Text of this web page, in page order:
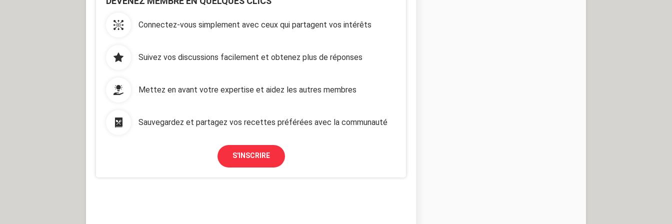
Connectez-vous simplement avec ceux qui partagent vos intérêts
Suivez vos discussions facilement et obtenez plus de réponses
Mettez en avant votre expertise et aidez les autres membres
Sauvegardez et partagez vos recettes préférées avec la communauté
S'INSCRIRE